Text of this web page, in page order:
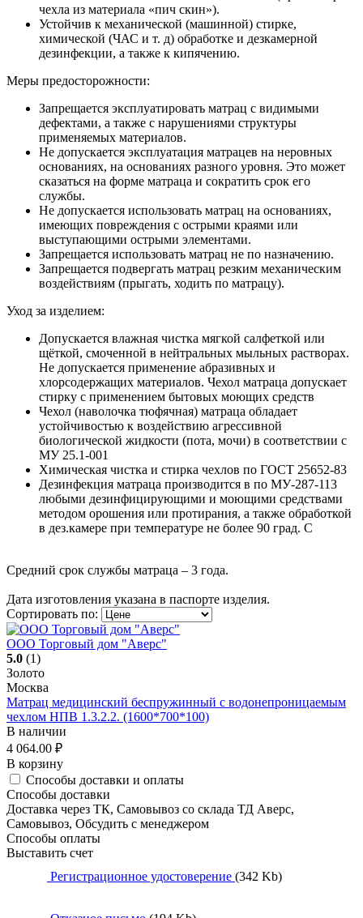
чехла из материала «пич скин»).
Устойчив к механической (машинной) стирке,
химической (ЧАС и т. д) обработке и дезкамерной
дезинфекции, а также к кипячению.
Меры предосторожности:
Запрещается эксплуатировать матрац с видимыми
дефектами, а также с нарушениями структуры
применяемых материалов.
Не допускается эксплуатация матрацев на неровных
основаниях, на основаниях разного уровня. Это может
сказаться на форме матраца и сократить срок его
службы.
Не допускается использовать матрац на основаниях,
имеющих повреждения с острыми краями или
выступающими острыми элементами.
Запрещается использовать матрац не по назначению.
Запрещается подвергать матрац резким механическим
воздействиям (прыгать, ходить по матрацу).
Уход за изделием:
Допускается влажная чистка мягкой салфеткой или
щёткой, смоченной в нейтральных мыльных растворах.
Не допускается применение абразивных и
хлорсодержащих материалов. Чехол матраца допускает
стирку с применением бытовых моющих средств
Чехол (наволочка тюфячная) матраца обладает
устойчивостью к воздействию агрессивной
биологической жидкости (пота, мочи) в соответствии с
МУ 25.1-001
Химическая чистка и стирка чехлов по ГОСТ 25652-83
Дезинфекция матраца производится в по МУ-287-113
любыми дезинфицирующими и моющими средствами
методом орошения или протирания, а также обработкой
в дез.камере при температуре не более 90 град. С
Средний срок службы матраца – 3 года.
Дата изготовления указана в паспорте изделия.
Сортировать по:
ООО Торговый дом "Аверс"
5.0 (1)
Золото
Москва
Матрац медицинский беспружинный с водонепроницаемым
чехлом НПВ 1.3.2.2. (1600*700*100)
В наличии
4 064.00 ₽
В корзину
Способы доставки и оплаты
Способы доставки
Доставка через ТК, Самовывоз со склада ТД Аверс,
Самовывоз, Обсудить с менеджером
Способы оплаты
Выставить счет
Регистрационное удостоверение (342 Kb)